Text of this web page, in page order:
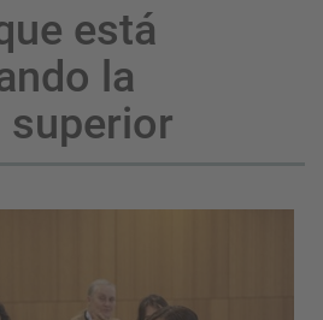
está
la
superior